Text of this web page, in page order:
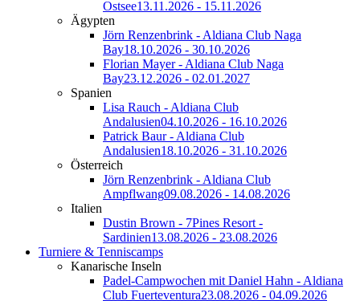
Ostsee13.11.2026 - 15.11.2026
Ägypten
Jörn Renzenbrink - Aldiana Club Naga
Bay18.10.2026 - 30.10.2026
Florian Mayer - Aldiana Club Naga
Bay23.12.2026 - 02.01.2027
Spanien
Lisa Rauch - Aldiana Club
Andalusien04.10.2026 - 16.10.2026
Patrick Baur - Aldiana Club
Andalusien18.10.2026 - 31.10.2026
Österreich
Jörn Renzenbrink - Aldiana Club
Ampflwang09.08.2026 - 14.08.2026
Italien
Dustin Brown - 7Pines Resort -
Sardinien13.08.2026 - 23.08.2026
Turniere & Tenniscamps
Kanarische Inseln
Padel-Campwochen mit Daniel Hahn - Aldiana
Club Fuerteventura23.08.2026 - 04.09.2026